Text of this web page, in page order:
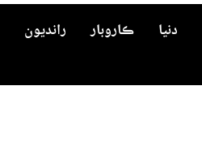
رانديون ڪاروبار دنيا